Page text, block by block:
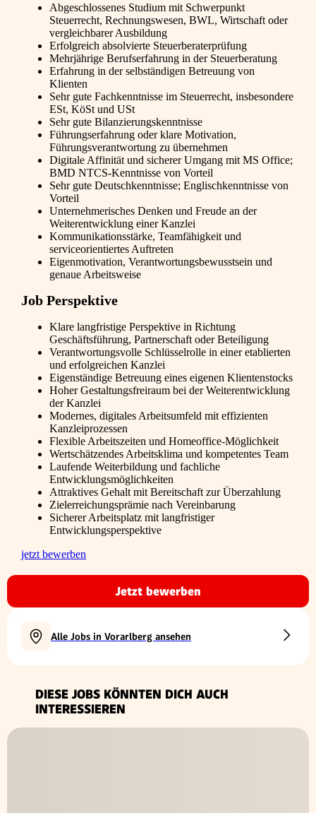
Abgeschlossenes Studium mit Schwerpunkt
Steuerrecht, Rechnungswesen, BWL, Wirtschaft oder
vergleichbarer Ausbildung
Erfolgreich absolvierte Steuerberaterprüfung
Mehrjährige Berufserfahrung in der Steuerberatung
Erfahrung in der selbständigen Betreuung von
Klienten
Sehr gute Fachkenntnisse im Steuerrecht, insbesondere
ESt, KöSt und USt
Sehr gute Bilanzierungskenntnisse
Führungserfahrung oder klare Motivation,
Führungsverantwortung zu übernehmen
Digitale Affinität und sicherer Umgang mit MS Office;
BMD NTCS-Kenntnisse von Vorteil
Sehr gute Deutschkenntnisse; Englischkenntnisse von
Vorteil
Unternehmerisches Denken und Freude an der
Weiterentwicklung einer Kanzlei
Kommunikationsstärke, Teamfähigkeit und
serviceorientiertes Auftreten
Eigenmotivation, Verantwortungsbewusstsein und
genaue Arbeitsweise
Job Perspektive
Klare langfristige Perspektive in Richtung
Geschäftsführung, Partnerschaft oder Beteiligung
Verantwortungsvolle Schlüsselrolle in einer etablierten
und erfolgreichen Kanzlei
Eigenständige Betreuung eines eigenen Klientenstocks
Hoher Gestaltungsfreiraum bei der Weiterentwicklung
der Kanzlei
Modernes, digitales Arbeitsumfeld mit effizienten
Kanzleiprozessen
Flexible Arbeitszeiten und Homeoffice-Möglichkeit
Wertschätzendes Arbeitsklima und kompetentes Team
Laufende Weiterbildung und fachliche
Entwicklungsmöglichkeiten
Attraktives Gehalt mit Bereitschaft zur Überzahlung
Zielerreichungsprämie nach Vereinbarung
Sicherer Arbeitsplatz mit langfristiger
Entwicklungsperspektive
jetzt bewerben
Jetzt bewerben
Alle Jobs in Vorarlberg ansehen
DIESE JOBS KÖNNTEN DICH AUCH
INTERESSIEREN